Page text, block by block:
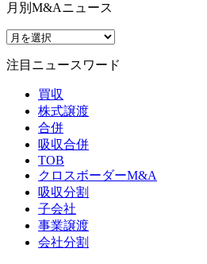
月別M&Aニュース
注目ニュースワード
買収
株式譲渡
合併
吸収合併
TOB
クロスボーダーM&A
吸収分割
子会社
事業譲渡
会社分割